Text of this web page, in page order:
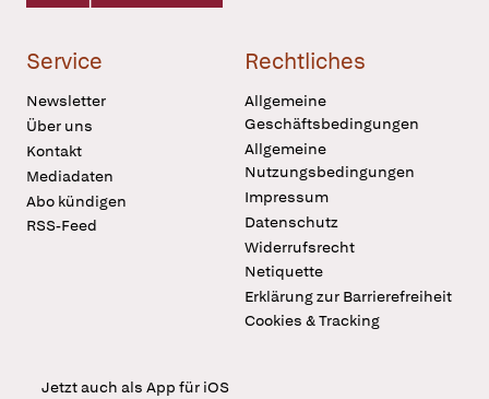
Service
Newsletter
Über uns
Kontakt
Mediadaten
Abo kündigen
RSS-Feed
Rechtliches
Allgemeine
Geschäftsbedingungen
Allgemeine
Nutzungsbedingungen
Impressum
Datenschutz
Widerrufsrecht
Netiquette
Erklärung zur Barrierefreiheit
Cookies & Tracking
Jetzt auch als App für iOS